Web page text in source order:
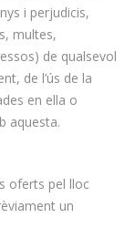
i perjudicis,
multes,
de qualsevol
de l’ús de la
en ella o
aquesta.
oferts pel lloc
un